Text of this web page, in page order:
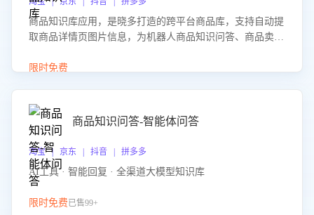
商品知识库应用，是晓多打造的跨平台商品库，支持自动提
取商品详情页图片信息，为机器人商品知识问答、商品卖点
限时免费
商品知识问答-智能体问答
淘宝 | 京东 | 抖音 | 拼多多
AI工具 · 智能回复 · 全渠道大模型知识库
限时免费已售99+